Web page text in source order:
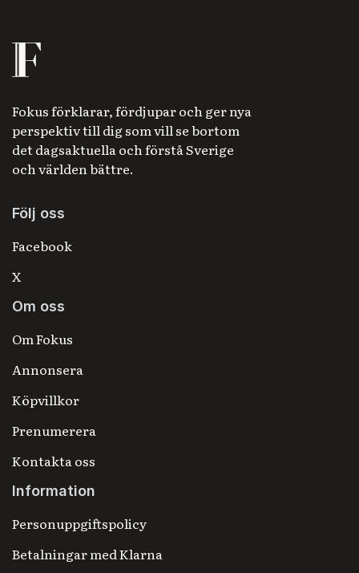
Fokus förklarar, fördjupar och ger nya
perspektiv till dig som vill se bortom
det dagsaktuella och förstå Sverige
och världen bättre.
Följ oss
Facebook
X
Om oss
Om Fokus
Annonsera
Köpvillkor
Prenumerera
Kontakta oss
Information
Personuppgiftspolicy
Betalningar med Klarna